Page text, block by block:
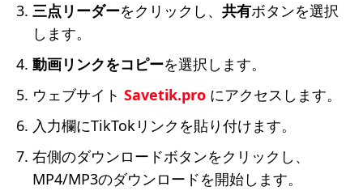
三点リーダーをクリックし、共有ボタンを選択
します。
動画リンクをコピーを選択します。
ウェブサイトSavetik.pro にアクセスします。
入力欄にTikTokリンクを貼り付けます。
右側のダウンロードボタンをクリックし、
MP4/MP3のダウンロードを開始します。